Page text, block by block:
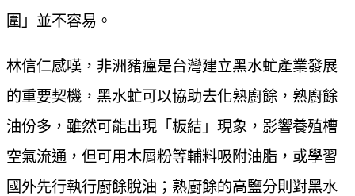
圍」並不容易。
林信仁感嘆，非洲豬瘟是台灣建立黑水虻產業發展
的重要契機，黑水虻可以協助去化熟廚餘，熟廚餘
油份多，雖然可能出現「板結」現象，影響養殖槽
空氣流通，但可用木屑粉等輔料吸附油脂，或學習
國外先行執行廚餘脫油；熟廚餘的高鹽分則對黑水